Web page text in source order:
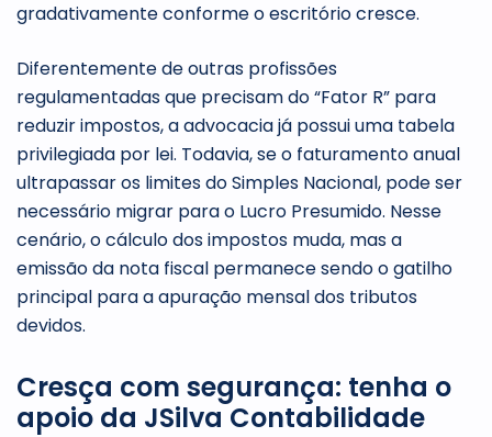
gradativamente conforme o escritório cresce.
Diferentemente de outras profissões
regulamentadas que precisam do “Fator R” para
reduzir impostos, a advocacia já possui uma tabela
privilegiada por lei. Todavia, se o faturamento anual
ultrapassar os limites do Simples Nacional, pode ser
necessário migrar para o Lucro Presumido. Nesse
cenário, o cálculo dos impostos muda, mas a
emissão da nota fiscal permanece sendo o gatilho
principal para a apuração mensal dos tributos
devidos.
Cresça com segurança: tenha o
apoio da JSilva Contabilidade